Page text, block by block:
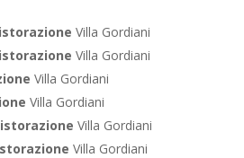
Villa Gordiani
Villa Gordiani
Villa Gordiani
Villa Gordiani
Villa Gordiani
Villa Gordiani